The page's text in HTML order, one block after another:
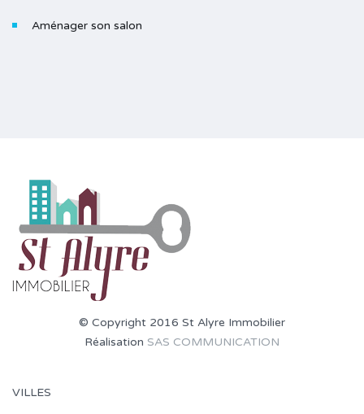
Aménager son salon
© Copyright 2016 St Alyre Immobilier
Réalisation SAS COMMUNICATION
VILLES